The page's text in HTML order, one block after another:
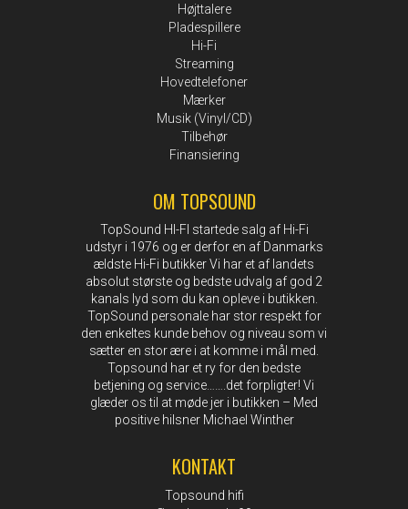
Højttalere
Pladespillere
Hi-Fi
Streaming
Hovedtelefoner
Mærker
Musik (Vinyl/CD)
Tilbehør
Finansiering
OM TOPSOUND
TopSound HI-FI startede salg af Hi-Fi
udstyr i 1976 og er derfor en af Danmarks
ældste Hi-Fi butikker Vi har et af landets
absolut største og bedste udvalg af god 2
kanals lyd som du kan opleve i butikken.
TopSound personale har stor respekt for
den enkeltes kunde behov og niveau som vi
sætter en stor ære i at komme i mål med.
Topsound har et ry for den bedste
betjening og service…….det forpligter! Vi
glæder os til at møde jer i butikken – Med
positive hilsner Michael Winther
KONTAKT
Topsound hifi